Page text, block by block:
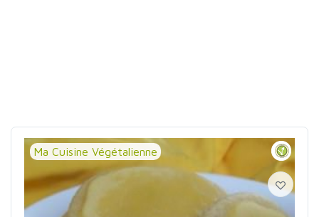
Ma Cuisine Végétalienne